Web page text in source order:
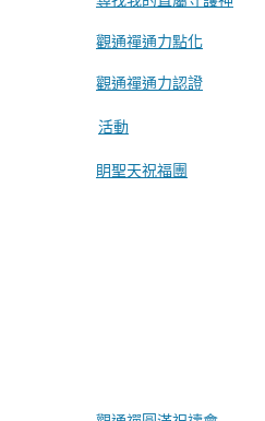
觀通禪通力點化
觀通禪通力認證
活動
眀聖天祝福團